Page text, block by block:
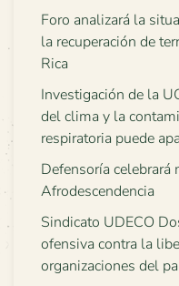
Foro analizará la
la recuperación de
Rica
Investigación de la
del clima y la
respiratoria puede
Defensoría celebrará
Afrodescendencia
Sindicato UDECO
ofensiva contra la
organizaciones del